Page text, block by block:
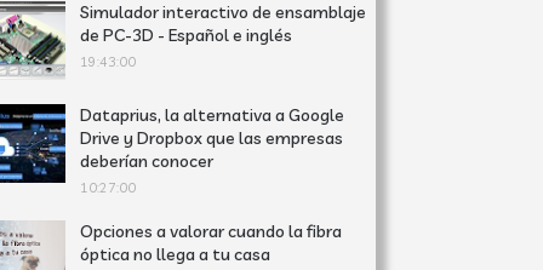
Simulador interactivo de ensamblaje
de PC-3D - Español e inglés
19:43:00
Dataprius, la alternativa a Google
Drive y Dropbox que las empresas
deberían conocer
10:27:00
Opciones a valorar cuando la fibra
óptica no llega a tu casa